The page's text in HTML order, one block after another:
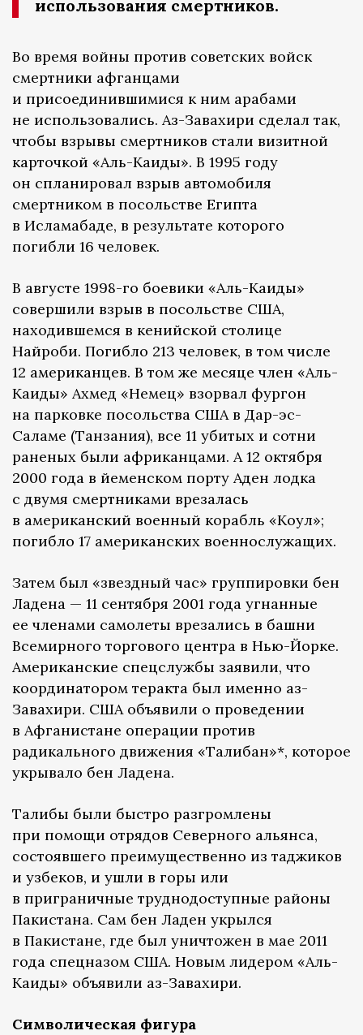
использования смертников.
Во время войны против советских войск
смертники афганцами
и присоединившимися к ним арабами
не использовались. Аз-Завахири сделал так,
чтобы взрывы смертников стали визитной
карточкой «Аль-Каиды». В 1995 году
он спланировал взрыв автомобиля
смертником в посольстве Египта
в Исламабаде, в результате которого
погибли 16 человек.
В августе 1998-го боевики «Аль-Каиды»
совершили взрыв в посольстве США,
находившемся в кенийской столице
Найроби. Погибло 213 человек, в том числе
12 американцев. В том же месяце член «Аль-
Каиды» Ахмед «Немец» взорвал фургон
на парковке посольства США в Дар-эс-
Саламе (Танзания), все 11 убитых и сотни
раненых были африканцами. А 12 октября
2000 года в йеменском порту Аден лодка
с двумя смертниками врезалась
в американский военный корабль «Коул»;
погибло 17 американских военнослужащих.
Затем был «звездный час» группировки бен
Ладена — 11 сентября 2001 года угнанные
ее членами самолеты врезались в башни
Всемирного торгового центра в Нью-Йорке.
Американские спецслужбы заявили, что
координатором теракта был именно аз-
Завахири. США объявили о проведении
в Афганистане операции против
радикального движения «Талибан»*, которое
укрывало бен Ладена.
Талибы были быстро разгромлены
при помощи отрядов Северного альянса,
состоявшего преимущественно из таджиков
и узбеков, и ушли в горы или
в приграничные труднодоступные районы
Пакистана. Сам бен Ладен укрылся
в Пакистане, где был уничтожен в мае 2011
года спецназом США. Новым лидером «Аль-
Каиды» объявили аз-Завахири.
Символическая фигура